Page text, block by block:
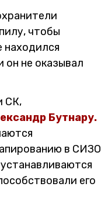
чтобы
находился
он не оказывал
СК,
Бутнару.
в СИЗО
его